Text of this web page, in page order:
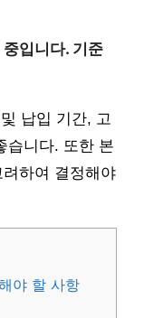
입니다. 기준
납입 기간, 고
습니다. 또한 본
하여 결정해야
야 할 사항